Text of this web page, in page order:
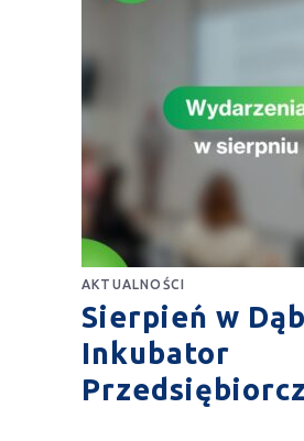
AKTUALNOŚCI
Sierpień w
Inkubator